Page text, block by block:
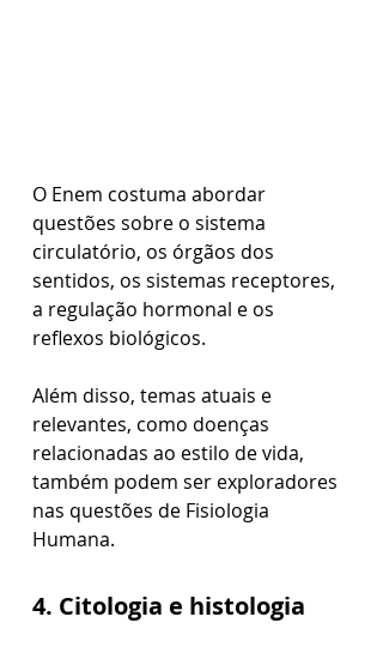
O Enem costuma abordar
questões sobre o sistema
circulatório, os órgãos dos
sentidos, os sistemas receptores,
a regulação hormonal e os
reflexos biológicos.
Além disso, temas atuais e
relevantes, como doenças
relacionadas ao estilo de vida,
também podem ser exploradores
nas questões de Fisiologia
Humana.
4. Citologia e histologia